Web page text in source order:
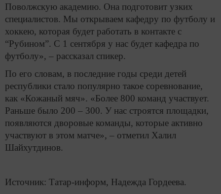
Поволжскую академию. Она подготовит узких
специалистов. Мы открываем кафедру по футболу и
хоккею, которая будет работать в контакте с
“Рубином”. С 1 сентября у нас будет кафедра по
футболу», – рассказал спикер.
По его словам, в последние годы среди детей
республики стало популярно такое соревнование,
как «Кожаный мяч». «Более 800 команд участвует.
Раньше было 200 – 300. У нас строятся площадки,
появляются дворовые команды, которые активно
участвуют в этом матче», – отметил Халил
Шайхутдинов.
Источник: Татар-информ, Надежда Гордеева.